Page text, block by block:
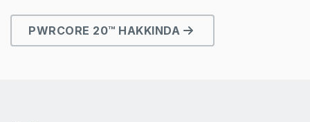
PWRCORE 20™ HAKKINDA